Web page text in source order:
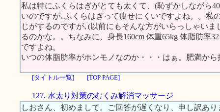
私は特にふくらはぎがとても太くて、(恥ずかしながら
いのですが､ふくらはぎって痩せにくいですよね。。私
じがするのですが､(以前にもそんな方がいらっしゃい
るのかな。。ちなみに、身長160cm 体重65kg 体脂肪率
ですよね。
いつの体脂肪率がホンモノなのか・・・はぁ。肥満か
[タイトル一覧] [TOP PAGE]
127. 水太り対策のむくみ解消マッサージ
しおさん、初めまして。ご回答が遅くなり、申し訳あり